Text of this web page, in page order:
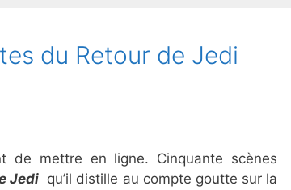
du Retour de Jedi
de mettre en ligne. Cinquante scènes
Jedi qu’il distille au compte goutte sur la